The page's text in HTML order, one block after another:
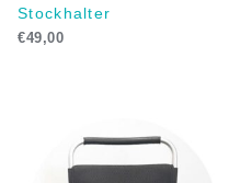
Stockhalter
€49,00